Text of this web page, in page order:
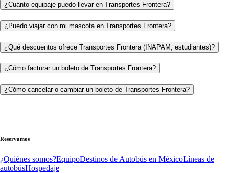
¿Cuánto equipaje puedo llevar en Transportes Frontera?
¿Puedo viajar con mi mascota en Transportes Frontera?
¿Qué descuentos ofrece Transportes Frontera (INAPAM, estudiantes)?
¿Cómo facturar un boleto de Transportes Frontera?
¿Cómo cancelar o cambiar un boleto de Transportes Frontera?
Reservamos
¿Quiénes somos?EquipoDestinos de Autobús en MéxicoLíneas de
autobúsHospedaje